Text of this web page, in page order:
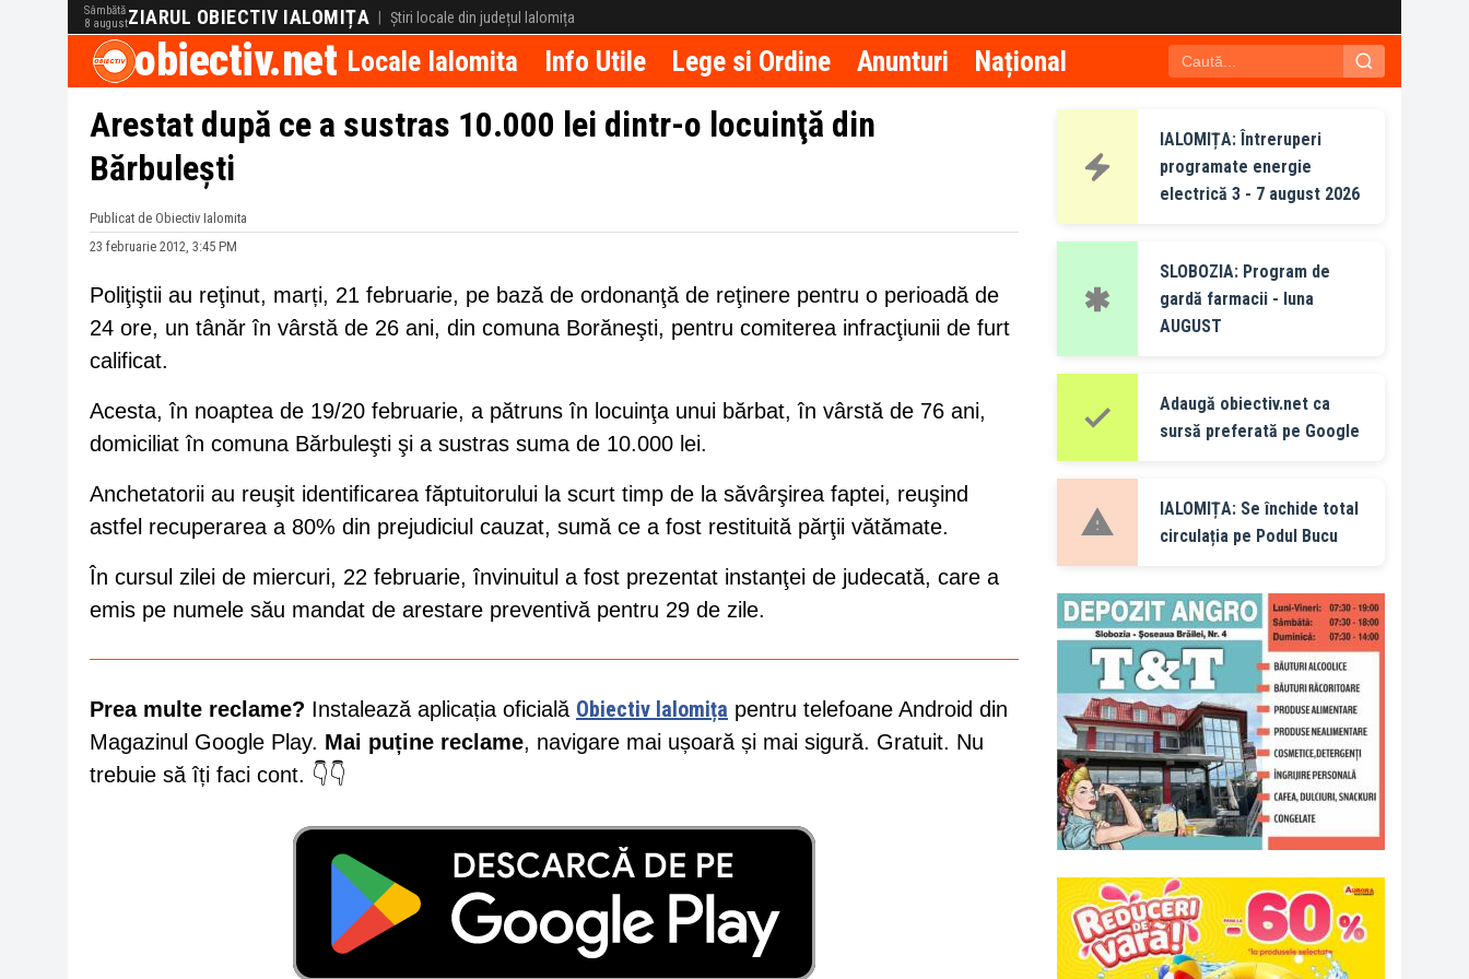
Sâmbătă
8 augustZIARUL OBIECTIV IALOMIȚA | Știri locale din județul Ialomița
obiectiv.net Locale Ialomita Info Utile Lege si Ordine Anunturi Național
Arestat după ce a sustras 10.000 lei dintr-o locuinţă din
Bărbulești
Publicat de Obiectiv Ialomita
23 februarie 2012, 3:45 PM
Poliţiştii au reţinut, marți, 21 februarie, pe bază de ordonanţă de reţinere pentru o perioadă de
24 ore, un tânăr în vârstă de 26 ani, din comuna Borăneşti, pentru comiterea infracţiunii de furt
calificat.
Acesta, în noaptea de 19/20 februarie, a pătruns în locuinţa unui bărbat, în vârstă de 76 ani,
domiciliat în comuna Bărbuleşti şi a sustras suma de 10.000 lei.
Anchetatorii au reuşit identificarea făptuitorului la scurt timp de la săvârşirea faptei, reuşind
astfel recuperarea a 80% din prejudiciul cauzat, sumă ce a fost restituită părţii vătămate.
În cursul zilei de miercuri, 22 februarie, învinuitul a fost prezentat instanţei de judecată, care a
emis pe numele său mandat de arestare preventivă pentru 29 de zile.
Prea multe reclame? Instalează aplicația oficială Obiectiv Ialomița pentru telefoane Android din
Magazinul Google Play. Mai puține reclame, navigare mai ușoară și mai sigură. Gratuit. Nu
trebuie să îți faci cont. 👇👇
IALOMIȚA: Întreruperi
programate energie
electrică 3 - 7 august 2026
SLOBOZIA: Program de
gardă farmacii - luna
AUGUST
Adaugă obiectiv.net ca
sursă preferată pe Google
IALOMIȚA: Se închide total
circulația pe Podul Bucu